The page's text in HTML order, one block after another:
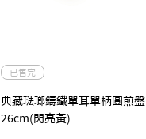
已售完
典藏琺瑯鑄鐵單耳單柄圓煎盤
26cm(閃亮黃)